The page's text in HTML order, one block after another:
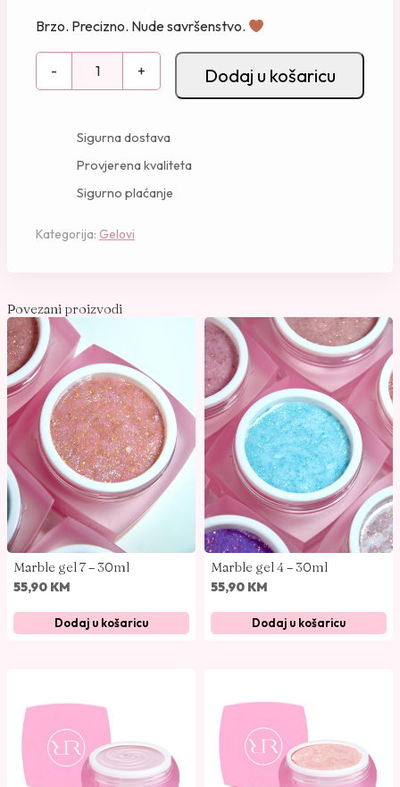
Brzo. Precizno. Nude savršenstvo.
-
O
-
5
0
m
l
k
o
l
č
n
a
+ Dodaj u košaricu
Sigurna dostava
Provjerena kvaliteta
Sigurno plaćanje
Kategorija: Gelovi
Povezani proizvodi
Marble gel 7 – 30ml
55,90 KM
Dodaj u košaricu
Marble gel 4 – 30ml
55,90 KM
Dodaj u košaricu